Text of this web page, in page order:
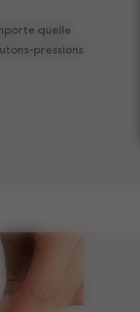
quelle
pressions